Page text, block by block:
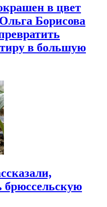
в цвет
Борисова
в большую